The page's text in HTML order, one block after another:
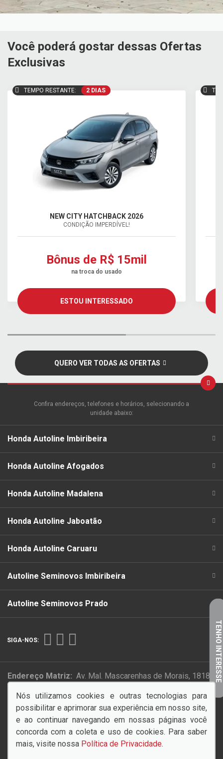
Você poderá gostar dessas Ofertas
Exclusivas
TEMPO RESTANTE: 2 DIAS
NEW CITY HATCHBACK 2026
CONDIÇÃO IMPERDÍVEL!
Bônus de R$ 15mil
na troca do usado
ESTOU INTERESSADO
QUERO VER TODAS AS OFERTAS
Confira endereços, telefones e horários, selecionando a
unidade abaixo:
Honda Autoline Imbiribeira
Honda Autoline Afogados
Honda Autoline Madalena
Honda Autoline Jaboatão
Honda Autoline Caruaru
Autoline Seminovos Imbiribeira
Autoline Seminovos Prado
SIGA-NOS:
Endereço Matriz: Av. Mal. Mascarenhas de Morais, 1818 -
PAZ NO TRÂNSITO COMEÇA POR VOCÊ!
Nós utilizamos cookies e outras tecnologias para
possibilitar e aprimorar sua experiência em nosso site,
e ao continuar navegando em nossas páginas você
concorda com a coleta e uso de cookies. Para saber
mais, visite nossa Política de Privacidade.
TENHO INTERESSE